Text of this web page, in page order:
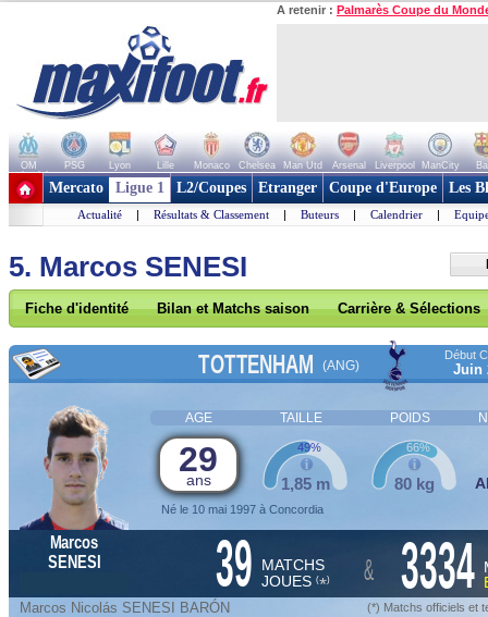
A retenir : Palmarès Coupe du
OM PSG Lyon Lille Monaco Chelsea Man Utd Arsenal Liverpool ManCity
+ de clubs
Mercato Ligue 1 L2/Coupes Etranger Coupe d'Europe Les
Actualité | Résultats & Classement | Buteurs | Calendrier |
5. Marcos SENESI
Fiche d'identité Bilan et Matchs saison Carrière & Sélections
TOTTENHAM (ANG)
Début
Juin
AGE TAILLE POIDS
29
ans
Né le 10 mai 1997 à Concordia
1,85 m
49%
80 kg
66%
Marcos
SENESI
39 MATCHS
JOUES (*) & 3334
Marcos Nicolás SENESI BARÓN (*) Matchs officiels et